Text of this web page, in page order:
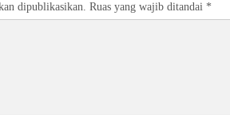
dipublikasikan. Ruas yang wajib ditandai *